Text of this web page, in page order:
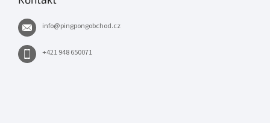
info@pingpongobchod.cz
+421 948 650071